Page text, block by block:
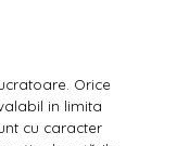
Orice
in limita
cu caracter